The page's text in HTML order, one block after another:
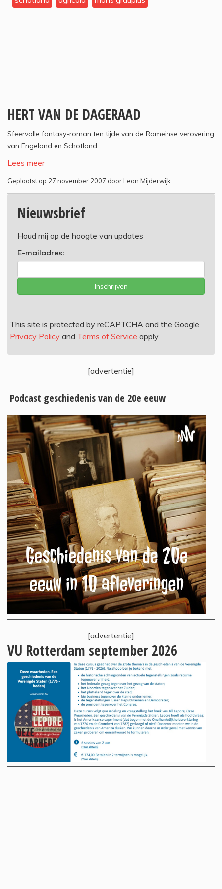
HERT VAN DE DAGERAAD
Sfeervolle fantasy-roman ten tijde van de Romeinse verovering
van Engeland en Schotland.
Lees meer
Geplaatst op 27 november 2007 door Leon Mijderwijk
Nieuwsbrief
Houd mij op de hoogte van updates
E-mailadres:
Inschrijven
This site is protected by reCAPTCHA and the Google
Privacy Policy and Terms of Service apply.
[advertentie]
Podcast geschiedenis van de 20e eeuw
[advertentie]
VU Rotterdam september 2026